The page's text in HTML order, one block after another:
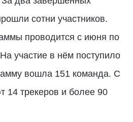
сотни участников.
проводится с июня по
участие в нём поступило
вошла 151 команда. С
14 трекеров и более 90